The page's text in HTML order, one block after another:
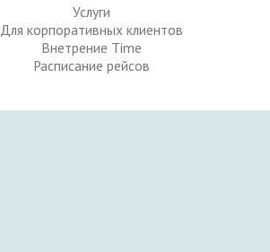
Услуги
Для корпоративных клиентов
Внетрение Time
Расписание рейсов